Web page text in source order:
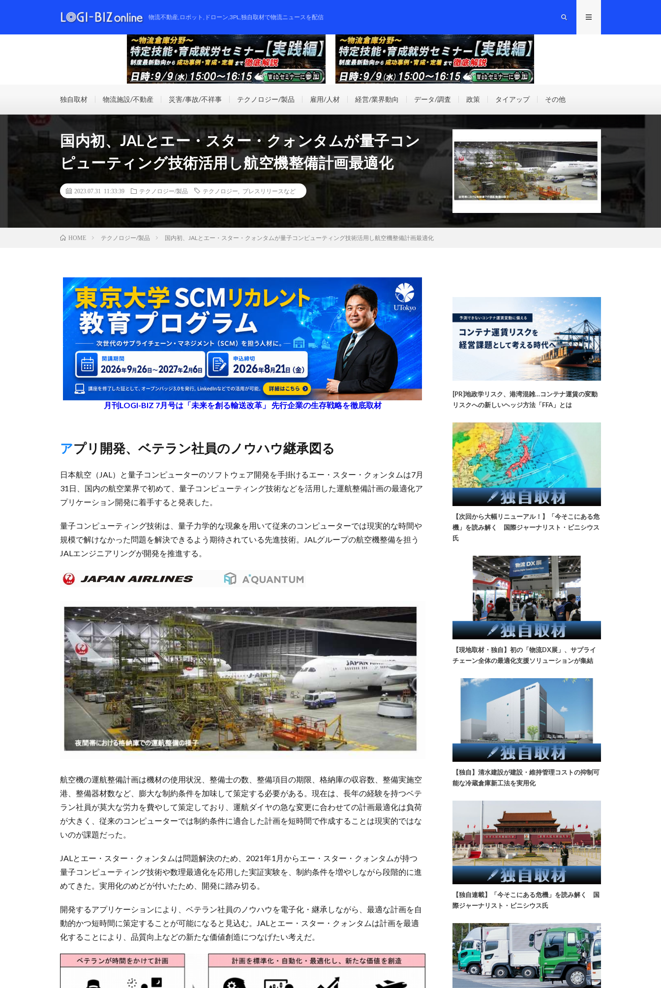
物流不動産,ロボット,ドローン,3PL,独自取材で物流ニュースを配信
独自取材 物流施設/不動産 災害/事故/不祥事 テクノロジー/製品 雇用/人材 経営/業界動向 データ/調査 政策 タイアップ その他
国内初、JALとエー・スター・クォンタムが量子コン
ピューティング技術活用し航空機整備計画最適化
2023.07.31 11:33:39 テクノロジー/製品 テクノロジー プレスリリースなど
HOME テクノロジー/製品 国内初、JALとエー・スター・クォンタムが量子コンピューティング技術活用し航空機整備計画最適化
月刊LOGI-BIZ 7月号は「未来を創る輸送改革」 先行企業の生存戦略を徹底取材
アプリ開発、ベテラン社員のノウハウ継承図る
日本航空（JAL）と量子コンピューターのソフトウェア開発を手掛けるエー・スター・クォンタムは7月
31日、国内の航空業界で初めて、量子コンピューティング技術などを活用した運航整備計画の最適化ア
プリケーション開発に着手すると発表した。
量子コンピューティング技術は、量子力学的な現象を用いて従来のコンピューターでは現実的な時間や
規模で解けなかった問題を解決できるよう期待されている先進技術。JALグループの航空機整備を担う
JALエンジニアリングが開発を推進する。
航空機の運航整備計画は機材の使用状況、整備士の数、整備項目の期限、格納庫の収容数、整備実施空
港、整備器材数など、膨大な制約条件を加味して策定する必要がある。現在は、長年の経験を持つベテ
ラン社員が莫大な労力を費やして策定しており、運航ダイヤの急な変更に合わせての計画最適化は負荷
が大きく、従来のコンピューターでは制約条件に適合した計画を短時間で作成することは現実的ではな
いのが課題だった。
JALとエー・スター・クォンタムは問題解決のため、2021年1月からエー・スター・クォンタムが持つ
量子コンピューティング技術や数理最適化を応用した実証実験を、制約条件を増やしながら段階的に進
めてきた。実用化のめどが付いたため、開発に踏み切る。
開発するアプリケーションにより、ベテラン社員のノウハウを電子化・継承しながら、最適な計画を自
動的かつ短時間に策定することが可能になると見込む。JALとエー・スター・クォンタムは計画を最適
化することにより、品質向上などの新たな価値創造につなげたい考えだ。
[PR]地政学リスク、港湾混雑…コンテナ運賃の変動
リスクへの新しいヘッジ方法「FFA」とは
【次回から大幅リニューアル！】「今そこにある危
機」を読み解く 国際ジャーナリスト・ビニシウス
氏
【現地取材・独自】初の「物流DX展」、サプライ
チェーン全体の最適化支援ソリューションが集結
【独自】清水建設が建設・維持管理コストの抑制可
能な冷蔵倉庫新工法を実用化
【独自連載】「今そこにある危機」を読み解く 国
際ジャーナリスト・ビニシウス氏